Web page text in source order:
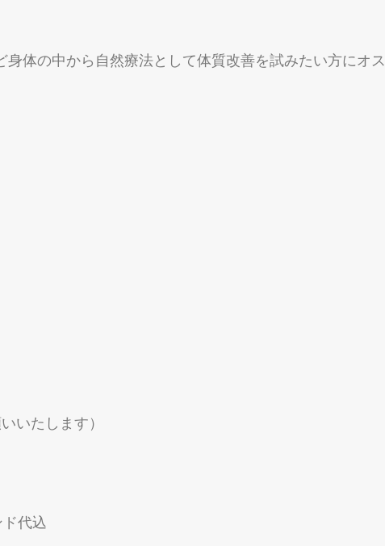
身体の中から自然療法として体質改善を試みたい方にオス
いたします）
代込